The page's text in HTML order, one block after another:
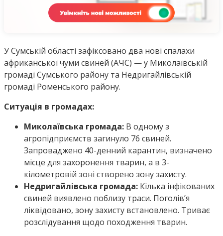
У Сумській області зафіксовано два нові спалахи
африканської чуми свиней (АЧС) — у Миколаївській
громаді Сумського району та Недригайлівській
громаді Роменського району.
Ситуація в громадах:
Миколаївська громада: В одному з
агропідприємств загинуло 76 свиней.
Запроваджено 40-денний карантин, визначено
місце для захоронення тварин, а в 3-
кілометровій зоні створено зону захисту.
Недригайлівська громада: Кілька інфікованих
свиней виявлено поблизу траси. Поголів’я
ліквідовано, зону захисту встановлено. Триває
розслідування щодо походження тварин.